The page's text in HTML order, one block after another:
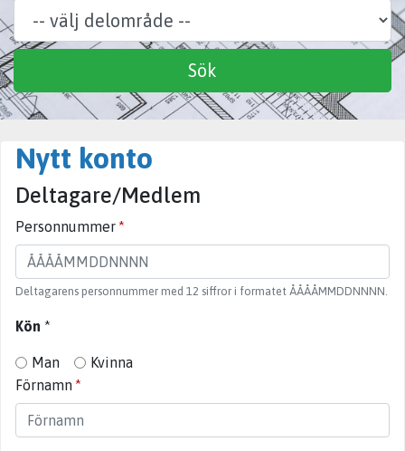
Sök
Nytt konto
Deltagare/Medlem
Personnummer
Deltagarens personnummer med 12 siffror i formatet ÅÅÅÅMMDDNNNN.
Kön *
Man
Kvinna
Förnamn